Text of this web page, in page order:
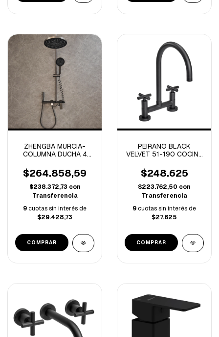
ZHENGBA MURCIA-
COLUMNA DUCHA 4
3030-
$264.858,59
$238.372,73 con
Transferencia
9cuotas sin interés de
$29.428,73
PEIRANO BLACK
VELVET 51-190 COCINA
(A)
$248.625
$223.762,50 con
Transferencia
9cuotas sin interés de
$27.625